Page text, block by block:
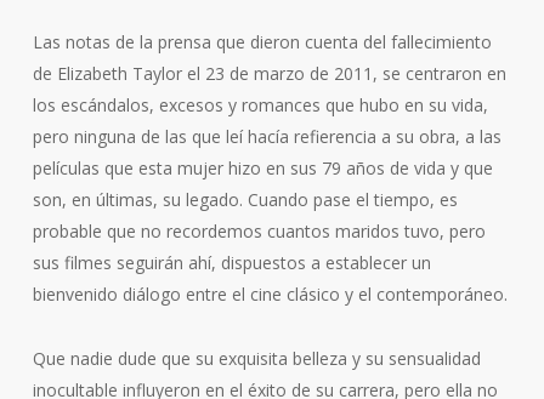
Las notas de la prensa que dieron cuenta del fallecimiento
de Elizabeth Taylor el 23 de marzo de 2011, se centraron en
los escándalos, excesos y romances que hubo en su vida,
pero ninguna de las que leí hacía refierencia a su obra, a las
películas que esta mujer hizo en sus 79 años de vida y que
son, en últimas, su legado. Cuando pase el tiempo, es
probable que no recordemos cuantos maridos tuvo, pero
sus filmes seguirán ahí, dispuestos a establecer un
bienvenido diálogo entre el cine clásico y el contemporáneo.
Que nadie dude que su exquisita belleza y su sensualidad
inocultable influyeron en el éxito de su carrera, pero ella no